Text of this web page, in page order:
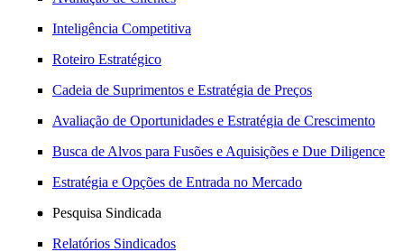
Inteligência Competitiva
Roteiro Estratégico
Cadeia de Suprimentos e Estratégia de Preços
Avaliação de Oportunidades e Estratégia de Crescimento
Busca de Alvos para Fusões e Aquisições e Due Diligence
Estratégia e Opções de Entrada no Mercado
Pesquisa Sindicada
Relatórios Sindicados